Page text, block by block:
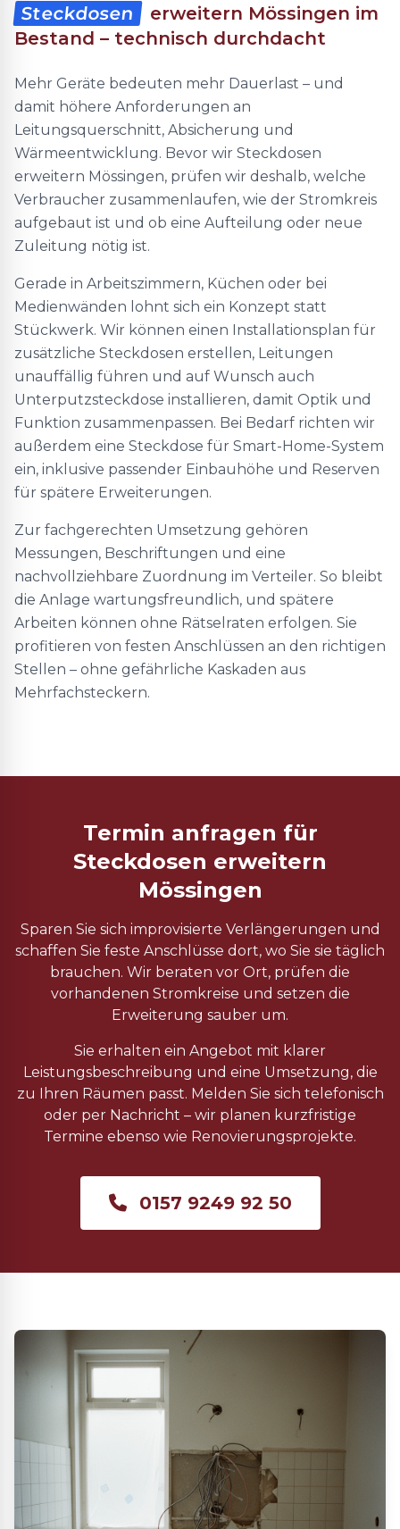
Steckdosen
erweitern Mössingen im
Bestand – technisch durchdacht
Mehr Geräte bedeuten mehr Dauerlast – und
damit höhere Anforderungen an
Leitungsquerschnitt, Absicherung und
Wärmeentwicklung. Bevor wir Steckdosen
erweitern Mössingen, prüfen wir deshalb, welche
Verbraucher zusammenlaufen, wie der Stromkreis
aufgebaut ist und ob eine Aufteilung oder neue
Zuleitung nötig ist.
Gerade in Arbeitszimmern, Küchen oder bei
Medienwänden lohnt sich ein Konzept statt
Stückwerk. Wir können einen Installationsplan für
zusätzliche Steckdosen erstellen, Leitungen
unauffällig führen und auf Wunsch auch
Unterputzsteckdose installieren, damit Optik und
Funktion zusammenpassen. Bei Bedarf richten wir
außerdem eine Steckdose für Smart-Home-System
ein, inklusive passender Einbauhöhe und Reserven
für spätere Erweiterungen.
Zur fachgerechten Umsetzung gehören
Messungen, Beschriftungen und eine
nachvollziehbare Zuordnung im Verteiler. So bleibt
die Anlage wartungsfreundlich, und spätere
Arbeiten können ohne Rätselraten erfolgen. Sie
profitieren von festen Anschlüssen an den richtigen
Stellen – ohne gefährliche Kaskaden aus
Mehrfachsteckern.
Termin anfragen für
Steckdosen erweitern
Mössingen
Sparen Sie sich improvisierte Verlängerungen und
schaffen Sie feste Anschlüsse dort, wo Sie sie täglich
brauchen. Wir beraten vor Ort, prüfen die
vorhandenen Stromkreise und setzen die
Erweiterung sauber um.
Sie erhalten ein Angebot mit klarer
Leistungsbeschreibung und eine Umsetzung, die
zu Ihren Räumen passt. Melden Sie sich telefonisch
oder per Nachricht – wir planen kurzfristige
Termine ebenso wie Renovierungsprojekte.
0157 9249 92 50